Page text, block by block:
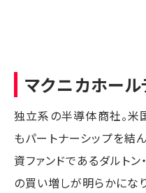
マクニカホール
独立系の半導体商社。
もパートナーシップを結
資ファンドであるダルト
の買い増しが明らかにな